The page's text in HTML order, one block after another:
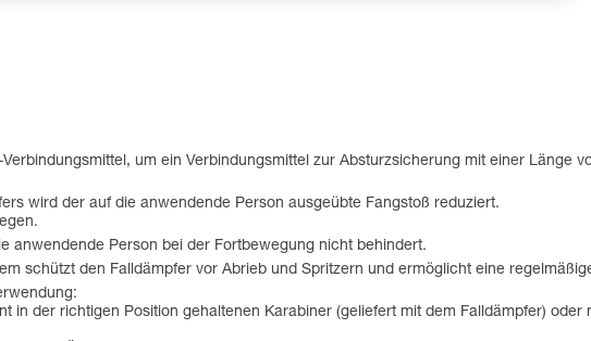
um ein Verbindungsmittel zur Absturzsicherung mit einer Länge
wird der auf die anwendende Person ausgeübte Fangstoß reduziert.
anwendende Person bei der Fortbewegung nicht behindert.
schützt den Falldämpfer vor Abrieb und Spritzern und ermöglicht eine
in der richtigen Position gehaltenen Karabiner (geliefert mit dem Falldämpfer) oder